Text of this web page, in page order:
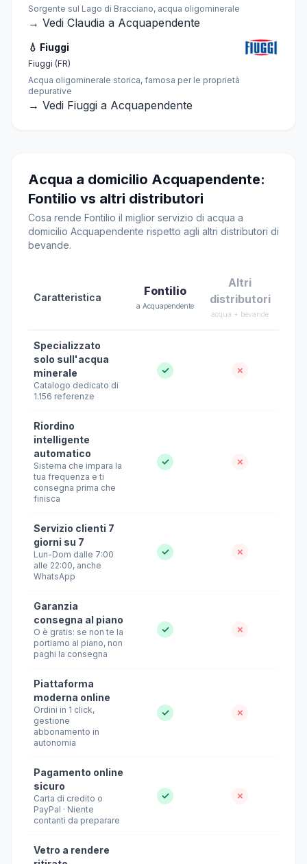
Sorgente sul Lago di Bracciano, acqua oligominerale
→ Vedi Claudia a Acquapendente
💧 Fiuggi
Fiuggi (FR)
Acqua oligominerale storica, famosa per le proprietà
depurative
→ Vedi Fiuggi a Acquapendente
Acqua a domicilio Acquapendente:
Fontilio vs altri distributori
Cosa rende Fontilio il miglior servizio di acqua a
domicilio Acquapendente rispetto agli altri distributori di
bevande.
Caratteristica Fontilio
a Acquapendente
Altri
distributori
acqua + bevande
Specializzato
solo sull'acqua
minerale
Catalogo dedicato di
1.156 referenze
✓ ✗
Riordino
intelligente
automatico
Sistema che impara la
tua frequenza e ti
consegna prima che
finisca
✓ ✗
Servizio clienti 7
giorni su 7
Lun-Dom dalle 7:00
alle 22:00, anche
WhatsApp
✓ ✗
Garanzia
consegna al piano
O è gratis: se non te la
portiamo al piano, non
paghi la consegna
✓ ✗
Piattaforma
moderna online
Ordini in 1 click,
gestione
abbonamento in
autonomia
✓ ✗
Pagamento online
sicuro
Carta di credito o
PayPal · Niente
contanti da preparare
✓ ✗
Vetro a rendere